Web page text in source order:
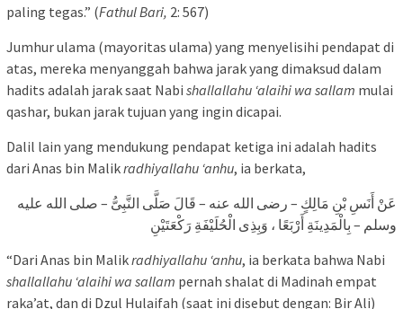
paling tegas.” (Fathul Bari, 2: 567)
Jumhur ulama (mayoritas ulama) yang menyelisihi pendapat di
atas, mereka menyanggah bahwa jarak yang dimaksud dalam
hadits adalah jarak saat Nabi shallallahu ‘alaihi wa sallam mulai
qashar, bukan jarak tujuan yang ingin dicapai.
Dalil lain yang mendukung pendapat ketiga ini adalah hadits
dari Anas bin Malikradhiyallahu ‘anhu, ia berkata,
عَنْ أَنَسِ بْنِ مَالِكٍ – رضى الله عنه – قَالَ صَلَّى النَّبِىُّ – صلى الله عليه
وسلم – بِالْمَدِينَةِ أَرْبَعًا ، وَبِذِى الْحُلَيْفَةِ رَكْعَتَيْنِ
“Dari Anas bin Malikradhiyallahu ‘anhu, ia berkata bahwa Nabi
shallallahu ‘alaihi wa sallam pernah shalat di Madinah empat
raka’at, dan di Dzul Hulaifah (saat ini disebut dengan: Bir Ali)